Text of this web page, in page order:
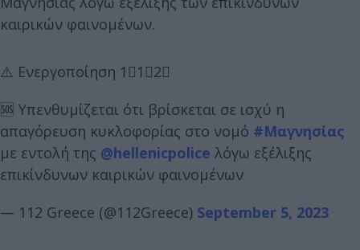
καιρικών φαινομένων.
⚠️ Ενεργοποίηση 1⃣1⃣2⃣
🆘 Υπενθυμίζεται ότι βρίσκεται σε ισχύ η
απαγόρευση κυκλοφορίας στο νομό #Μαγνησίας
με εντολή της @hellenicpolice λόγω εξέλιξης
επικίνδυνων καιρικών φαινομένων
— 112 Greece (@112Greece) September 5, 2023